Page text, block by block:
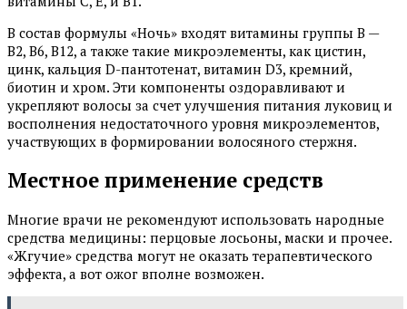
В состав формулы «Ночь» входят витамины группы B —
B2, B6, B12, а также такие микроэлементы, как цистин,
цинк, кальция D-пантотенат, витамин D3, кремний,
биотин и хром. Эти компоненты оздоравливают и
укрепляют волосы за счет улучшения питания луковиц и
восполнения недостаточного уровня микроэлементов,
участвующих в формировании волосяного стержня.
Местное применение средств
Многие врачи не рекомендуют использовать народные
средства медицины: перцовые лосьоны, маски и прочее.
«Жгучие» средства могут не оказать терапевтического
эффекта, а вот ожог вполне возможен.